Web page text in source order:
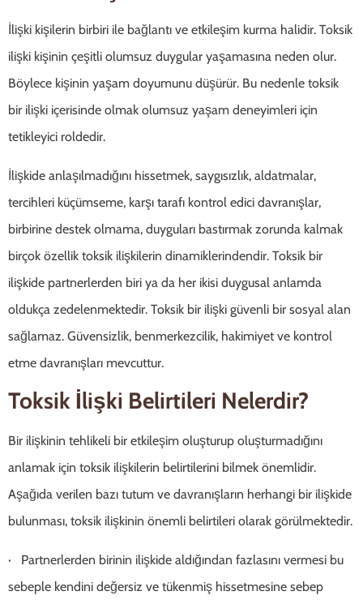
İlişki kişilerin birbiri ile bağlantı ve etkileşim kurma halidir. Toksik
ilişki kişinin çeşitli olumsuz duygular yaşamasına neden olur.
Böylece kişinin yaşam doyumunu düşürür. Bu nedenle toksik
bir ilişki içerisinde olmak olumsuz yaşam deneyimleri için
tetikleyici roldedir.
İlişkide anlaşılmadığını hissetmek, saygısızlık, aldatmalar,
tercihleri küçümseme, karşı tarafı kontrol edici davranışlar,
birbirine destek olmama, duyguları bastırmak zorunda kalmak
birçok özellik toksik ilişkilerin dinamiklerindendir. Toksik bir
ilişkide partnerlerden biri ya da her ikisi duygusal anlamda
oldukça zedelenmektedir. Toksik bir ilişki güvenli bir sosyal alan
sağlamaz. Güvensizlik, benmerkezcilik, hakimiyet ve kontrol
etme davranışları mevcuttur.
Toksik İlişki Belirtileri Nelerdir?
Bir ilişkinin tehlikeli bir etkileşim oluşturup oluşturmadığını
anlamak için toksik ilişkilerin belirtilerini bilmek önemlidir.
Aşağıda verilen bazı tutum ve davranışların herhangi bir ilişkide
bulunması, toksik ilişkinin önemli belirtileri olarak görülmektedir.
· Partnerlerden birinin ilişkide aldığından fazlasını vermesi bu
sebeple kendini değersiz ve tükenmiş hissetmesine sebep